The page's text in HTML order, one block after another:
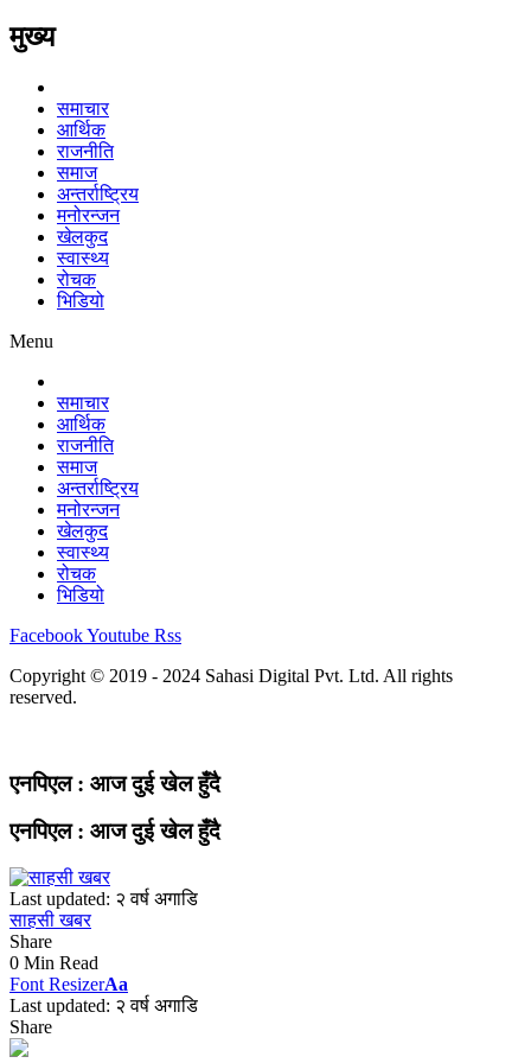
मुख्य
समाचार
आर्थिक
राजनीति
समाज
अन्तर्राष्ट्रिय
मनोरन्जन
खेलकुद
स्वास्थ्य
रोचक
भिडियो
Menu
समाचार
आर्थिक
राजनीति
समाज
अन्तर्राष्ट्रिय
मनोरन्जन
खेलकुद
स्वास्थ्य
रोचक
भिडियो
FacebookYoutube Rss
Copyright © 2019 - 2024 Sahasi Digital Pvt. Ltd. All rights
reserved.
एनपिएल : आज दुई खेल हुँदै
एनपिएल : आज दुई खेल हुँदै
Last updated: २ वर्ष अगाडि
साहसी खबर
Share
0 Min Read
Font ResizerAa
Last updated: २ वर्ष अगाडि
Share